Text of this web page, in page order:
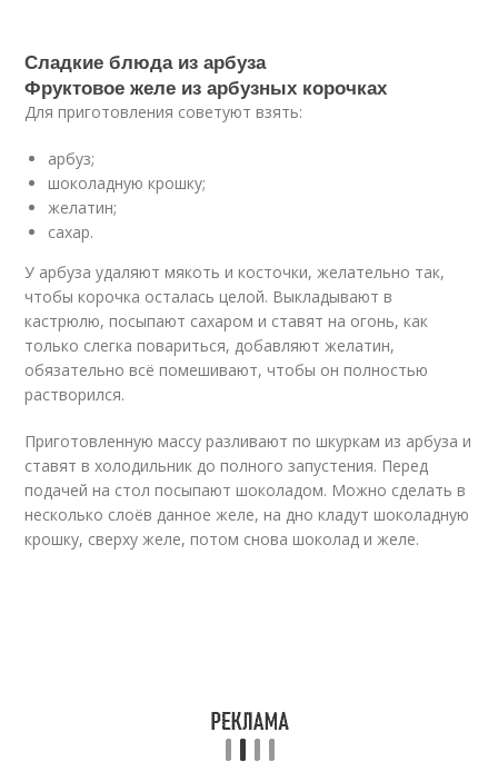
Сладкие блюда из арбуза
Фруктовое желе из арбузных корочках
Для приготовления советуют взять:
арбуз;
шоколадную крошку;
желатин;
сахар.
У арбуза удаляют мякоть и косточки, желательно так,
чтобы корочка осталась целой. Выкладывают в
кастрюлю, посыпают сахаром и ставят на огонь, как
только слегка повариться, добавляют желатин,
обязательно всё помешивают, чтобы он полностью
растворился.
Приготовленную массу разливают по шкуркам из арбуза и
ставят в холодильник до полного запустения. Перед
подачей на стол посыпают шоколадом. Можно сделать в
несколько слоёв данное желе, на дно кладут шоколадную
крошку, сверху желе, потом снова шоколад и желе.